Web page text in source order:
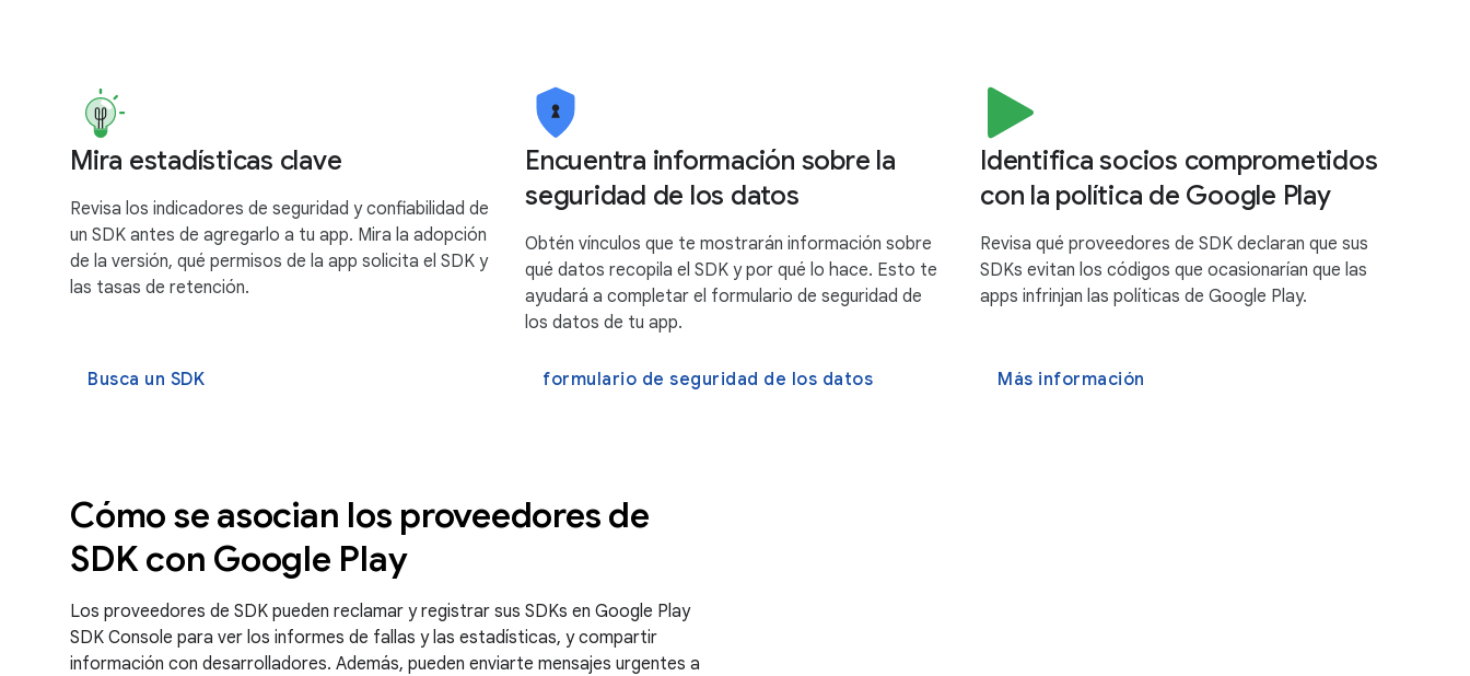
Mira estadísticas clave
Revisa los indicadores de seguridad y confiabilidad de
un SDK antes de agregarlo a tu app. Mira la adopción
de la versión, qué permisos de la app solicita el SDK y
las tasas de retención.
Busca un SDK
Encuentra información sobre la
seguridad de los datos
Obtén vínculos que te mostrarán información sobre
qué datos recopila el SDK y por qué lo hace. Esto te
ayudará a completar el formulario de seguridad de
los datos de tu app.
formulario de seguridad de los datos
Identifica socios comprometidos
con la política de Google Play
Revisa qué proveedores de SDK declaran que sus
SDKs evitan los códigos que ocasionarían que las
apps infrinjan las políticas de Google Play.
Más información
Cómo se asocian los proveedores de
SDK con Google Play
Los proveedores de SDK pueden reclamar y registrar sus SDKs en Google Play
SDK Console para ver los informes de fallas y las estadísticas, y compartir
información con desarrolladores. Además, pueden enviarte mensajes urgentes a